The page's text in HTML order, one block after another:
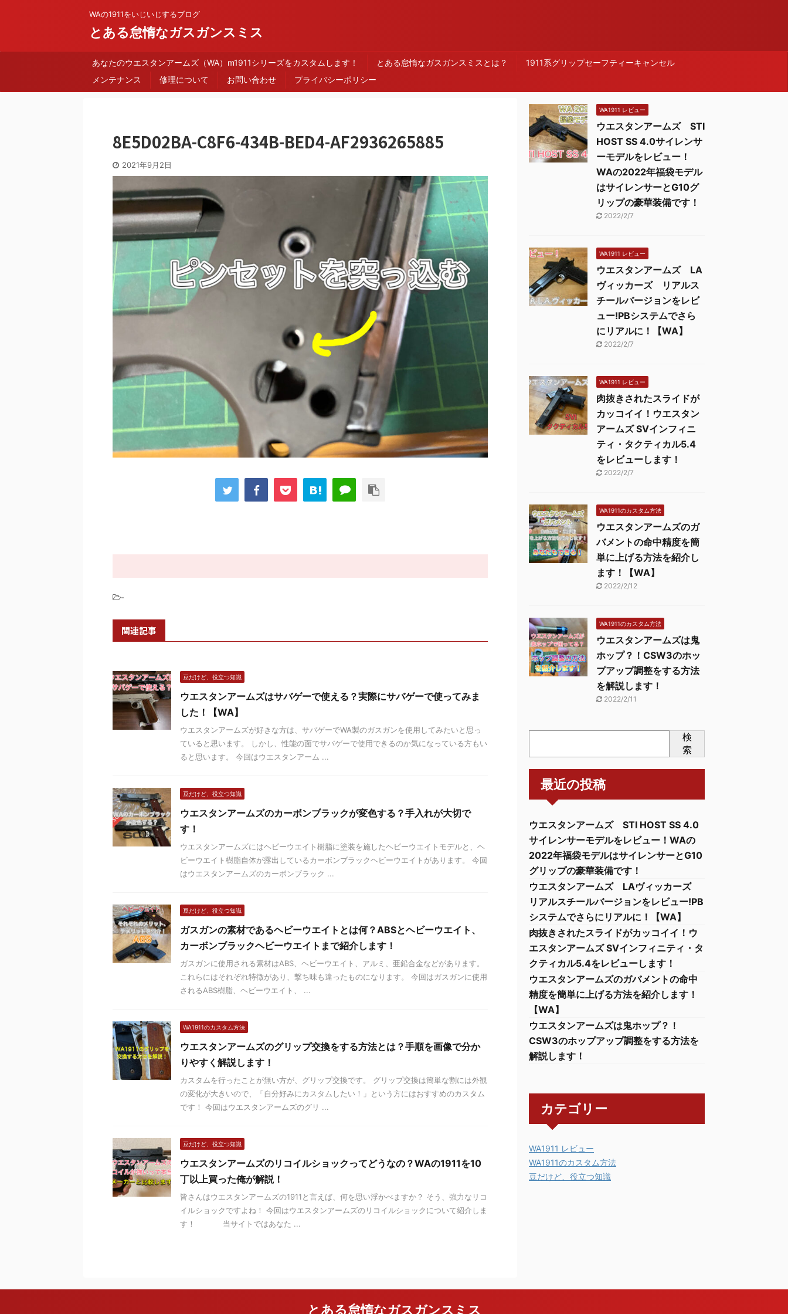
WAの1911をいじいじするブログ
とある怠惰なガスガンスミス
あなたのウエスタンアームズ（WA）m1911シリーズをカスタムします！ とある怠惰なガスガンスミスとは？
1911系グリップセーフティーキャンセル
メンテナンス
修理について お問い合わせ プライバシーポリシー
8E5D02BA-C8F6-434B-BED4-AF2936265885
2021年9月2日
-
関連記事
豆だけど、役立つ知識
ウエスタンアームズはサバゲーで使える？実際にサバゲーで使ってみま
した！【WA】
ウエスタンアームズが好きな方は、サバゲーでWA製のガスガンを使用してみたいと思っ
ていると思います。 しかし、性能の面でサバゲーで使用できるのか気になっている方もい
ると思います。 今回はウエスタンアーム ...
豆だけど、役立つ知識
ウエスタンアームズのカーボンブラックが変色する？手入れが大切で
す！
ウエスタンアームズにはヘビーウエイト樹脂に塗装を施したヘビーウエイトモデルと、ヘ
ビーウエイト樹脂自体が露出しているカーボンブラックヘビーウエイトがあります。 今回
はウエスタンアームズのカーボンブラック ...
豆だけど、役立つ知識
ガスガンの素材であるヘビーウエイトとは何？ABSとヘビーウエイト、
カーボンブラックヘビーウエイトまで紹介します！
ガスガンに使用される素材はABS、ヘビーウエイト、アルミ、亜鉛合金などがあります。
これらにはそれぞれ特徴があり、撃ち味も違ったものになります。 今回はガスガンに使用
されるABS樹脂、ヘビーウエイト、 ...
WA1911のカスタム方法
ウエスタンアームズのグリップ交換をする方法とは？手順を画像で分か
りやすく解説します！
カスタムを行ったことが無い方が、グリップ交換です。 グリップ交換は簡単な割には外観
の変化が大きいので、「自分好みにカスタムしたい！」という方にはおすすめのカスタム
です！ 今回はウエスタンアームズのグリ ...
豆だけど、役立つ知識
ウエスタンアームズのリコイルショックってどうなの？WAの1911を10
丁以上買った俺が解説！
皆さんはウエスタンアームズの1911と言えば、何を思い浮かべますか？ そう、強力なリコ
イルショックですよね！ 今回はウエスタンアームズのリコイルショックについて紹介しま
す！ 当サイトではあなた ...
WA1911 レビュー
ウエスタンアームズ STI
HOST SS 4.0サイレンサ
ーモデルをレビュー！
WAの2022年福袋モデル
はサイレンサーとG10グ
リップの豪華装備です！
2022/2/7
WA1911 レビュー
ウエスタンアームズ LA
ヴィッカーズ リアルス
チールバージョンをレビ
ュー!PBシステムでさら
にリアルに！【WA】
2022/2/7
WA1911 レビュー
肉抜きされたスライドが
カッコイイ！ウエスタン
アームズ SVインフィニ
ティ・タクティカル5.4
をレビューします！
2022/2/7
WA1911のカスタム方法
ウエスタンアームズのガ
バメントの命中精度を簡
単に上げる方法を紹介し
ます！【WA】
2022/2/12
WA1911のカスタム方法
ウエスタンアームズは鬼
ホップ？！CSW3のホッ
プアップ調整をする方法
を解説します！
2022/2/11
検
索
最近の投稿
ウエスタンアームズ STI HOST SS 4.0
サイレンサーモデルをレビュー！WAの
2022年福袋モデルはサイレンサーとG10
グリップの豪華装備です！
ウエスタンアームズ LAヴィッカーズ
リアルスチールバージョンをレビュー!PB
システムでさらにリアルに！【WA】
肉抜きされたスライドがカッコイイ！ウ
エスタンアームズ SVインフィニティ・タ
クティカル5.4をレビューします！
ウエスタンアームズのガバメントの命中
精度を簡単に上げる方法を紹介します！
【WA】
ウエスタンアームズは鬼ホップ？！
CSW3のホップアップ調整をする方法を
解説します！
カテゴリー
WA1911 レビュー
WA1911のカスタム方法
豆だけど、役立つ知識
とある怠惰なガスガンスミス